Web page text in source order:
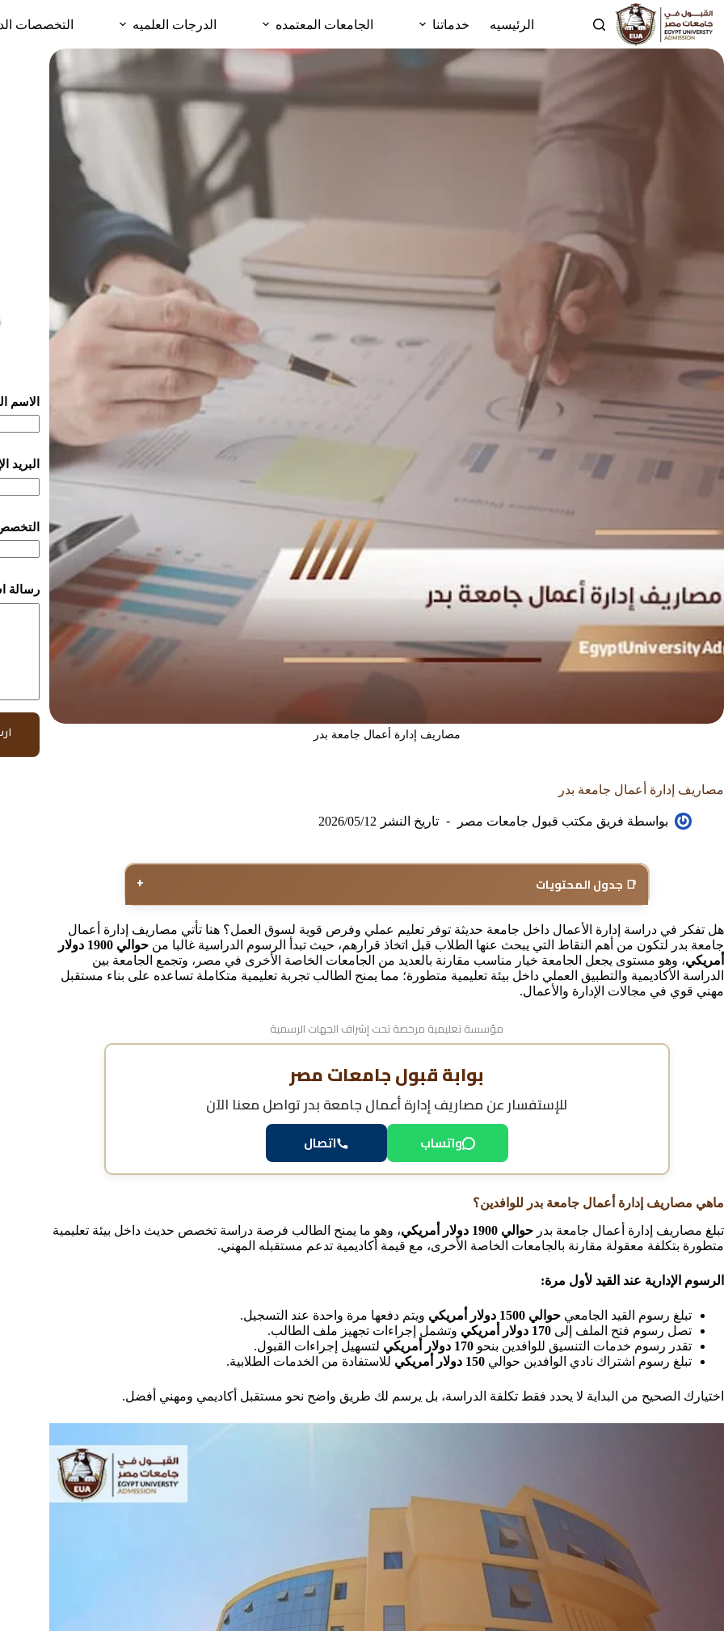
الرئيسيه خدماتنا الجامعات المعتمده الدرجات العلميه التخصصات
مصاريف إدارة أعمال جامعة بدر
مصاريف إدارة أعمال جامعة بدر
بواسطة فريق مكتب قبول جامعات مصر تاريخ النشر 2026/05/12
📑 جدول المحتويات +
هل تفكر في دراسة إدارة الأعمال داخل جامعة حديثة توفر تعليم عملي وفرص قوية لسوق العمل؟ هنا تأتي مصاريف إدارة أعمال
جامعة بدر لتكون من أهم النقاط التي يبحث عنها الطلاب قبل اتخاذ قرارهم، حيث تبدأ الرسوم الدراسية غالبا من
حوالي 1900 دولار
أمريكي، وهو مستوى يجعل الجامعة خيار مناسب مقارنة بالعديد من الجامعات الخاصة الأخرى في مصر، وتجمع الجامعة بين
الدراسة الأكاديمية والتطبيق العملي داخل بيئة تعليمية متطورة؛ مما يمنح الطالب تجربة تعليمية متكاملة تساعده على بناء مستقبل
مهني قوي في مجالات الإدارة والأعمال.
مؤسسة تعليمية مرخصة تحت إشراف الجهات الرسمية
بوابة قبول جامعات مصر
للإستفسار عنمصاريف إدارة أعمال جامعة بدرتواصل معنا الآن
واتساب اتصال
ماهي مصاريف إدارة أعمال جامعة بدر للوافدين؟
تبلغ مصاريف إدارة أعمال جامعة بدر حوالي 1900 دولار أمريكي
، وهو ما يمنح الطالب فرصة دراسة تخصص حديث داخل بيئة تعليمية
متطورة بتكلفة معقولة مقارنة بالجامعات الخاصة الأخرى، مع قيمة أكاديمية تدعم مستقبله المهني.
الرسوم الإدارية عند القيد لأول مرة:
تبلغ رسوم القيد الجامعي حوالي 1500 دولار أمريكي
ويتم دفعها مرة واحدة عند التسجيل.
تصل رسوم فتح الملف إلى 170 دولار أمريكي
وتشمل إجراءات تجهيز ملف الطالب.
تقدر رسوم خدمات التنسيق للوافدين بنحو 170 دولار أمريكي
لتسهيل إجراءات القبول.
تبلغ رسوم اشتراك نادي الوافدين حوالي 150 دولار أمريكي للاستفادة من الخدمات الطلابية.
اختيارك الصحيح من البداية لا يحدد فقط تكلفة الدراسة، بل يرسم لك طريق واضح نحو مستقبل أكاديمي ومهني أفضل.
الاسم
البريد
رسالة